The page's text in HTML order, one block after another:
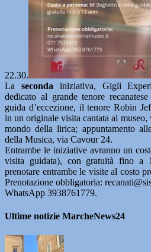
22.30.
La seconda iniziativa, Gigli
dedicato al grande tenore
guida d’eccezione, il tenore Robin
in un originale visita cantata al
mondo della lirica; appuntamento
della Musica, via Cavour 24.
Entrambe le iniziative avranno un
visita guidata), con gratuità fino a
prenotare entrambe le visite al costo
Prenotazione obbligatoria:
WhatsApp 3938761779.
Ultime notizie MarcheNews24